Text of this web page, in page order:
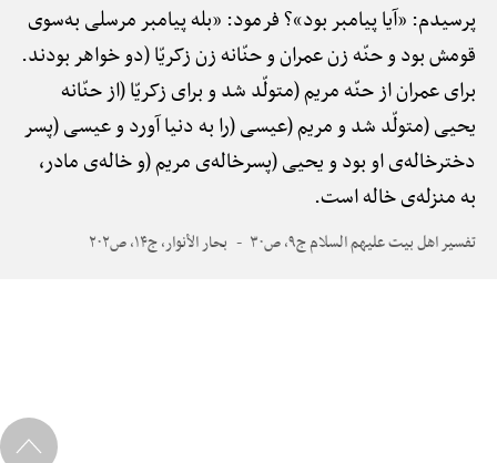
پرسیدم: «آیا پیامبر بود»؟ فرمود: «بله پیامبر مرسلی به‌سوی
قومش بود و حنّه زن عمران و حنّانه زن زکریّا (دو خواهر بودند.
برای عمران از حنّه مریم (متولّد شد و برای زکریّا (از حنّانه
یحیی (متولّد شد و مریم (عیسی (را به دنیا آورد و عیسی (پسر
دخترخاله‌ی او بود و یحیی (پسرخاله‌ی مریم (و خاله‌ی مادر،
به منزله‌ی خاله است.
تفسیر اهل بیت علیهم السلام ج۹، ص۳۰ بحار الأنوار، ج۱۴، ص۲۰۲